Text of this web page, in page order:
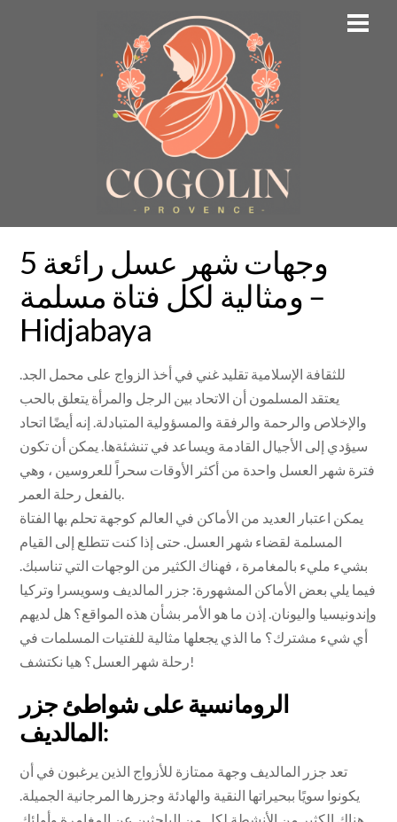
5 وجهات شهر عسل رائعة
ومثالية لكل فتاة مسلمة –
Hidjabaya
للثقافة الإسلامية تقليد غني في أخذ الزواج على محمل الجد.
يعتقد المسلمون أن الاتحاد بين الرجل والمرأة يتعلق بالحب
والإخلاص والرحمة والرفقة والمسؤولية المتبادلة. إنه أيضًا اتحاد
سيؤدي إلى الأجيال القادمة ويساعد في تنشئةها. يمكن أن تكون
فترة شهر العسل واحدة من أكثر الأوقات سحراً للعروسين ، وهي
يمكن اعتبار العديد من الأماكن في العالم كوجهة تحلم بها الفتاة
المسلمة لقضاء شهر العسل. حتى إذا كنت تتطلع إلى القيام
بشيء مليء بالمغامرة ، فهناك الكثير من الوجهات التي تناسبك.
فيما يلي بعض الأماكن المشهورة: جزر المالديف وسويسرا وتركيا
وإندونيسيا واليونان. إذن ما هو الأمر بشأن هذه المواقع؟ هل لديهم
أي شيء مشترك؟ ما الذي يجعلها مثالية للفتيات المسلمات في
رحلة شهر العسل؟ هيا نكتشف!
الرومانسية على شواطئ جزر
المالديف:
تعد جزر المالديف وجهة ممتازة للأزواج الذين يرغبون في أن
يكونوا سويًا ببحيراتها النقية والهادئة وجزرها المرجانية الجميلة.
هناك الكثير من الأنشطة لكل من الباحثين عن المغامرة وأولئك